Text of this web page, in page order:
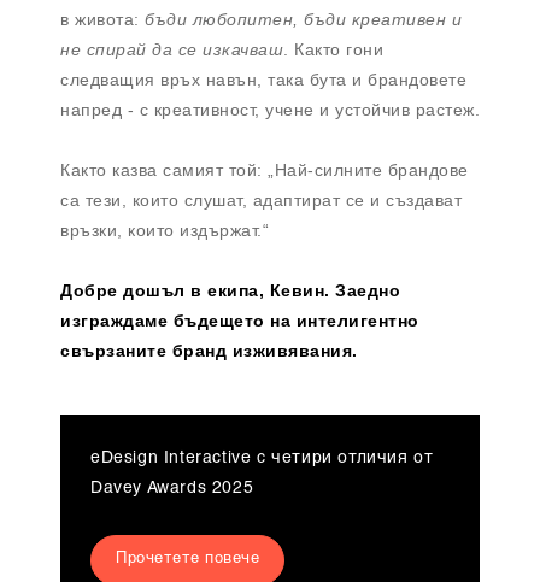
в живота: бъди любопитен, бъди креативен и
не спирай да се изкачваш . Както гони
следващия връх навън, така бута и брандовете
напред - с креативност, учене и устойчив растеж.
Както казва самият той: „Най-силните брандове
са тези, които слушат, адаптират се и създават
връзки, които издържат.“
Добре дошъл в екипа, Кевин. Заедно
изграждаме бъдещето на интелигентно
свързаните бранд изживявания.
eDesign Interactive с четири отличия от
Davey Awards 2025
Прочетете повече